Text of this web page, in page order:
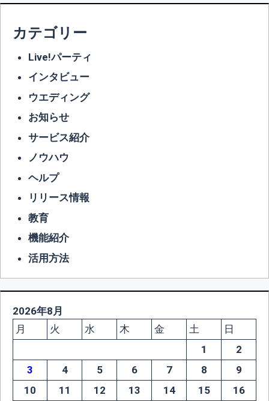
カテゴリー
Live!パーティ
インタビュー
ウエディング
お知らせ
サービス紹介
ノウハウ
ヘルプ
リリース情報
教育
機能紹介
活用方法
2026年8月
月
火 水 木 金 土
日
1
2
3
4 5 6 7 8
9
10
11 12 13 14 15
16